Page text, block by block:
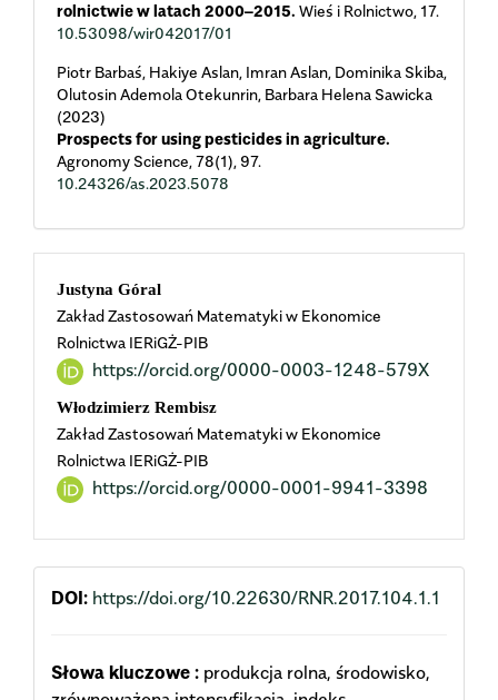
rolnictwie w latach 2000–2015. Wieś i Rolnictwo, 17.
10.53098/wir042017/01
Piotr Barbaś, Hakiye Aslan, Imran Aslan, Dominika Skiba,
Olutosin Ademola Otekunrin, Barbara Helena Sawicka
(2023)
Prospects for using pesticides in agriculture.
Agronomy Science,78(1), 97.
10.24326/as.2023.5078
Main
Article
Content
Justyna Góral
Zakład Zastosowań Matematyki w Ekonomice
Rolnictwa IERiGŻ-PIB
https://orcid.org/0000-0003-1248-579X
Włodzimierz Rembisz
Zakład Zastosowań Matematyki w Ekonomice
Rolnictwa IERiGŻ-PIB
https://orcid.org/0000-0001-9941-3398
DOI: https://doi.org/10.22630/RNR.2017.104.1.1
Słowa kluczowe : produkcja rolna, środowisko,